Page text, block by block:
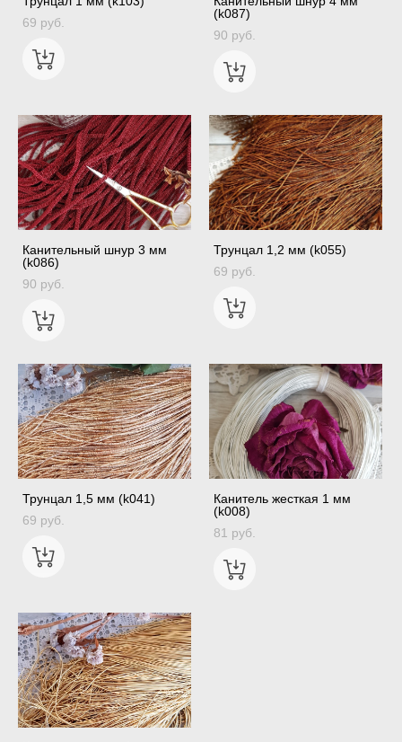
69 pуб.
(k087)
90 pуб.
Канительный шнур 3 мм
(k086)
90 pуб.
Трунцал 1,2 мм (k055)
69 pуб.
Трунцал 1,5 мм (k041)
69 pуб.
Канитель жесткая 1 мм
(k008)
81 pуб.